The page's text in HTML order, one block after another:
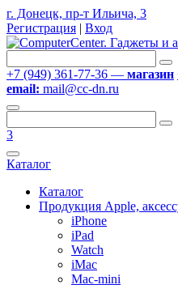
г. Донецк, пр-т Ильича, 3
Регистрация | Вход
+7 (949) 361-77-36 — магазин
email: mail@cc-dn.ru
3
Каталог
Каталог
Продукция Apple,
iPhone
iPad
Watch
iMac
Mac-mini